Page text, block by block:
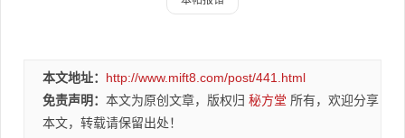
本文地址： http://www.mift8.com/post/441.html
免责声明： 本文为原创文章，版权归 秘方堂 所有，欢迎分享
本文，转载请保留出处！